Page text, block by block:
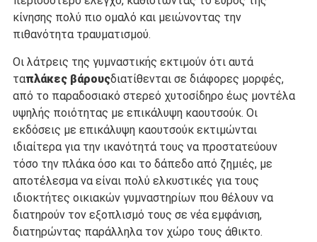
κίνησης πολύ πιο ομαλό και μειώνοντας την
πιθανότητα τραυματισμού.
Οι λάτρεις της γυμναστικής εκτιμούν ότι αυτά
ταπλάκες βάρουςδιατίθενται σε διάφορες μορφές,
από το παραδοσιακό στερεό χυτοσίδηρο έως μοντέλα
υψηλής ποιότητας με επικάλυψη καουτσούκ. Οι
εκδόσεις με επικάλυψη καουτσούκ εκτιμώνται
ιδιαίτερα για την ικανότητά τους να προστατεύουν
τόσο την πλάκα όσο και το δάπεδο από ζημιές, με
αποτέλεσμα να είναι πολύ ελκυστικές για τους
ιδιοκτήτες οικιακών γυμναστηρίων που θέλουν να
διατηρούν τον εξοπλισμό τους σε νέα εμφάνιση,
διατηρώντας παράλληλα τον χώρο τους άθικτο.